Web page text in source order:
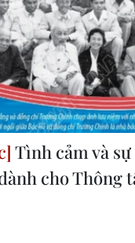
Tình cảm và
cho Thông